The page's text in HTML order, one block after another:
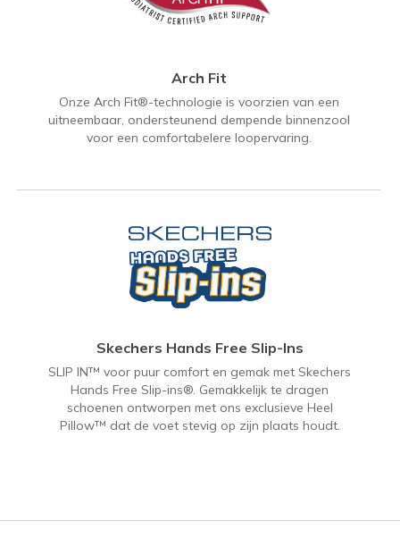
Arch Fit
Onze Arch Fit®-technologie is voorzien van een
uitneembaar, ondersteunend dempende binnenzool
voor een comfortabelere loopervaring.
Skechers Hands Free Slip-Ins
SLIP IN™ voor puur comfort en gemak met Skechers
Hands Free Slip-ins®. Gemakkelijk te dragen
schoenen ontworpen met ons exclusieve Heel
Pillow™ dat de voet stevig op zijn plaats houdt.